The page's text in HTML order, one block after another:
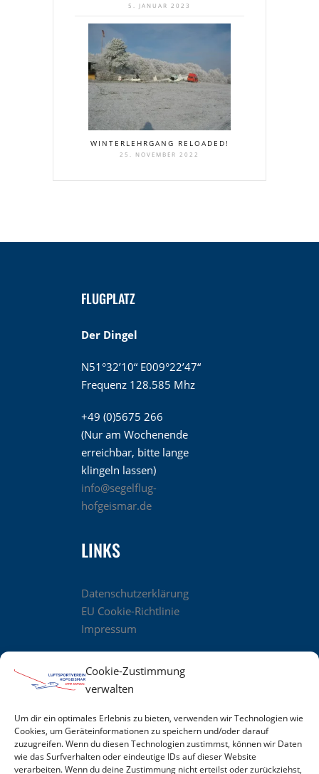
Cookie-Zustimmung
verwalten
Um dir ein optimales Erlebnis zu bieten, verwenden wir Technologien wie
Cookies, um Geräteinformationen zu speichern und/oder darauf
zuzugreifen. Wenn du diesen Technologien zustimmst, können wir Daten
wie das Surfverhalten oder eindeutige IDs auf dieser Website
verarbeiten. Wenn du deine Zustimmung nicht erteilst oder zurückziehst,
5. JANUAR 2023
WINTERLEHRGANG RELOADED!
25. NOVEMBER 2022
FLUGPLATZ
Der Dingel
N51°32’10“ E009°22’47“
Frequenz 128.585 Mhz
+49 (0)5675 266
(Nur am Wochenende
erreichbar, bitte lange
klingeln lassen)
info@segelflug-
hofgeismar.de
LINKS
Datenschutzerklärung
EU Cookie-Richtlinie
Impressum
UNSER TOLLES TEAM